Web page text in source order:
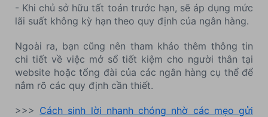
- Khi chủ sở hữu tất toán trước hạn, sẽ áp dụng mức
lãi suất không kỳ hạn theo quy định của ngân hàng.
Ngoài ra, bạn cũng nên tham khảo thêm thông tin
chi tiết về việc mở sổ tiết kiệm cho người thân tại
website hoặc tổng đài của các ngân hàng cụ thể để
nắm rõ các quy định cần thiết.
>>> Cách sinh lời nhanh chóng nhờ các mẹo gửi